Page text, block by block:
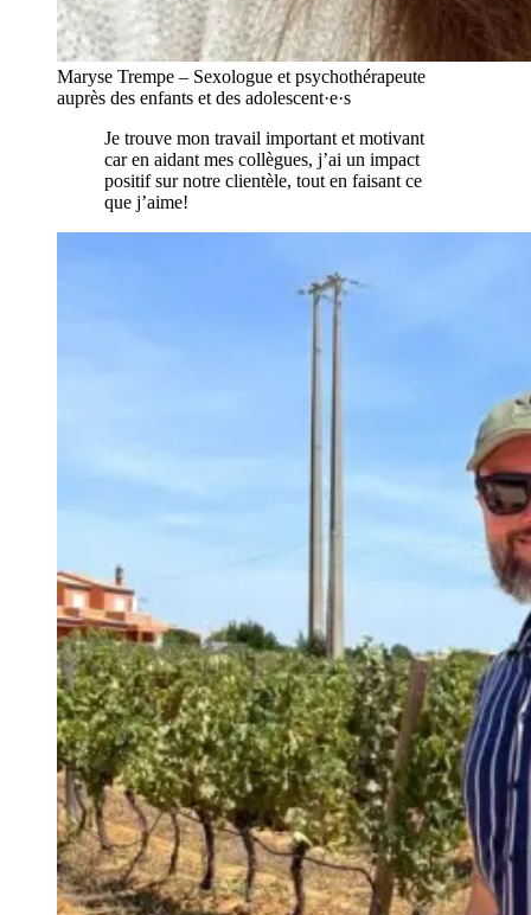
Maryse Trempe – Sexologue et psychothérapeute
auprès des enfants et des adolescent·e·s
Je trouve mon travail important et motivant
car en aidant mes collègues, j’ai un impact
positif sur notre clientèle, tout en faisant ce
que j’aime!